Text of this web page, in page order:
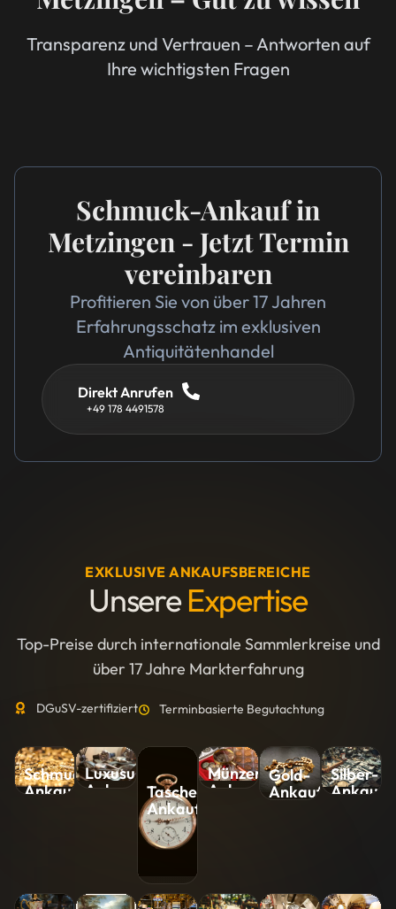
Transparenz und Vertrauen – Antworten auf
Ihre wichtigsten Fragen
Schmuck-Ankauf in
Metzingen - Jetzt Termin
vereinbaren
Profitieren Sie von über 17 Jahren
Erfahrungsschatz im exklusiven
Antiquitätenhandel
Direkt Anrufen
+49 178 4491578
EXKLUSIVE ANKAUFSBEREICHE
UnsereExpertise
Top-Preise durch internationale Sammlerkreise und
über 17 Jahre Markterfahrung
DGuSV-zertifiziert Terminbasierte Begutachtung
Schmuck-
Ankauf
Luxusuhren-
Ankauf
Taschenuhren-
Ankauf
Münzen-
Ankauf
Gold-
Ankauf
Silber-
Ankauf